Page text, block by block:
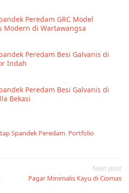
Peredam GRC Model
Modern di Wartawangsa
Peredam Besi Galvanis di
Indah
Peredam Besi Galvanis di
Bekasi
Spandek Peredam, Portfolio
Next post
Pagar Minimalis Kayu di Ciomas